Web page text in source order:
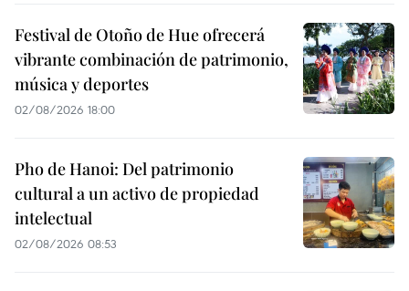
Festival de Otoño de Hue ofrecerá
vibrante combinación de patrimonio,
música y deportes
02/08/2026 18:00
Pho de Hanoi: Del patrimonio
cultural a un activo de propiedad
intelectual
02/08/2026 08:53